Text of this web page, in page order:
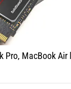
Pro, MacBook